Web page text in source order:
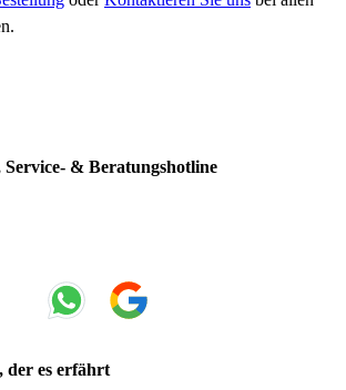
Service- & Beratungshotline
der es erfährt